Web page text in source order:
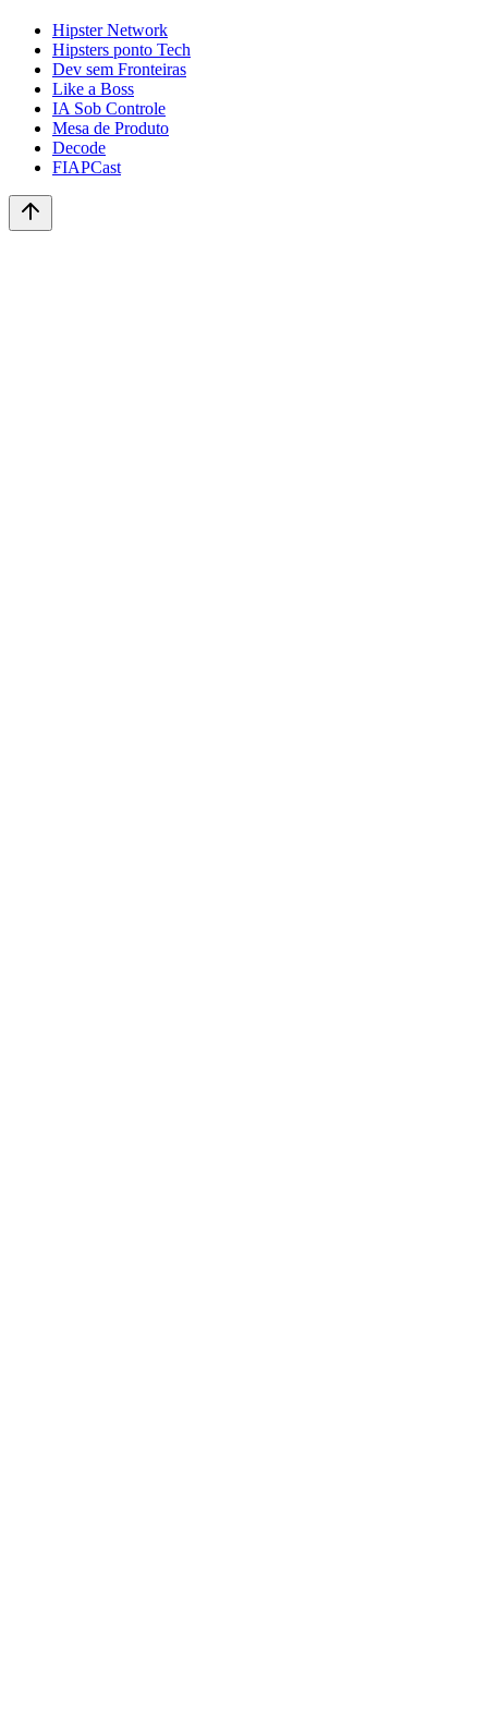
Hipster Network
Hipsters ponto Tech
Dev sem Fronteiras
Like a Boss
IA Sob Controle
Mesa de Produto
Decode
FIAPCast